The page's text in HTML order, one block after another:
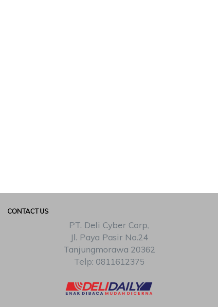
CONTACT US
PT. Deli Cyber Corp,
Jl. Paya Pasir No.24
Tanjungmorawa 20362
Telp: 0811612375